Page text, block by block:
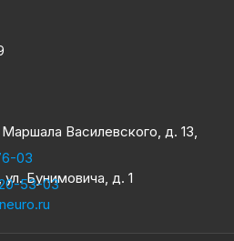
Маршала Василевского, д. 13,
03
Бунимовича, д. 1
53-03